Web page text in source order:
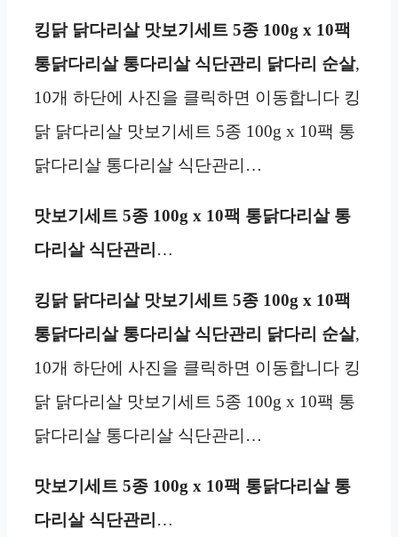
킹닭 닭다리살 맛보기세트 5종 100g x 10팩
통닭다리살 통다리살 식단관리 닭다리 순살,
10개 하단에 사진을 클릭하면 이동합니다 킹
닭 닭다리살 맛보기세트 5종 100g x 10팩 통
닭다리살 통다리살 식단관리…
맛보기세트 5종 100g x 10팩 통닭다리살 통
다리살 식단관리 …
킹닭 닭다리살 맛보기세트 5종 100g x 10팩
통닭다리살 통다리살 식단관리 닭다리 순살,
10개 하단에 사진을 클릭하면 이동합니다 킹
닭 닭다리살 맛보기세트 5종 100g x 10팩 통
닭다리살 통다리살 식단관리…
맛보기세트 5종 100g x 10팩 통닭다리살 통
다리살 식단관리 …